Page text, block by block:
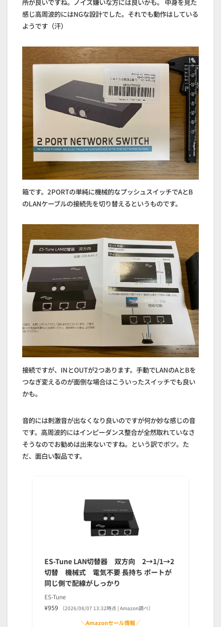
所が良いですね。ノイズ嫌いな方には良いかも。 中身を見た
感じ高周波的にはNGな設計でした。それでも動作はしている
ようです（汗）
箱です。2PORTの単純に機械的なプッシュスイッチでAとB
のLANケーブルの接続先を切り替えるというものです。
接続ですが、INとOUTが2つあります。手動でLANのAとBを
つなぎ変えるのが面倒な場合はこういったスイッチでも良い
かも。
音的には刺激音が出なくなり良いのですが何か妙な感じの音
です。高周波的にはインピーダンス整合が全然取れていなさ
そうなのでお勧めは出来ないですね。という訳でボツ。た
だ、面白い製品です。
ES-Tune LAN切替器 双方向 2→1/1→2
切替 機械式 電気不要 長持ち ポートが
同じ側で配線がしっかり
ES-Tune
¥959
（2026/08/07 13:32時点 | Amazon調べ）
＼Amazonセール情報／